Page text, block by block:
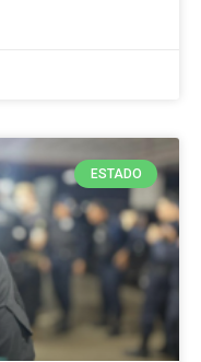
ESTADO